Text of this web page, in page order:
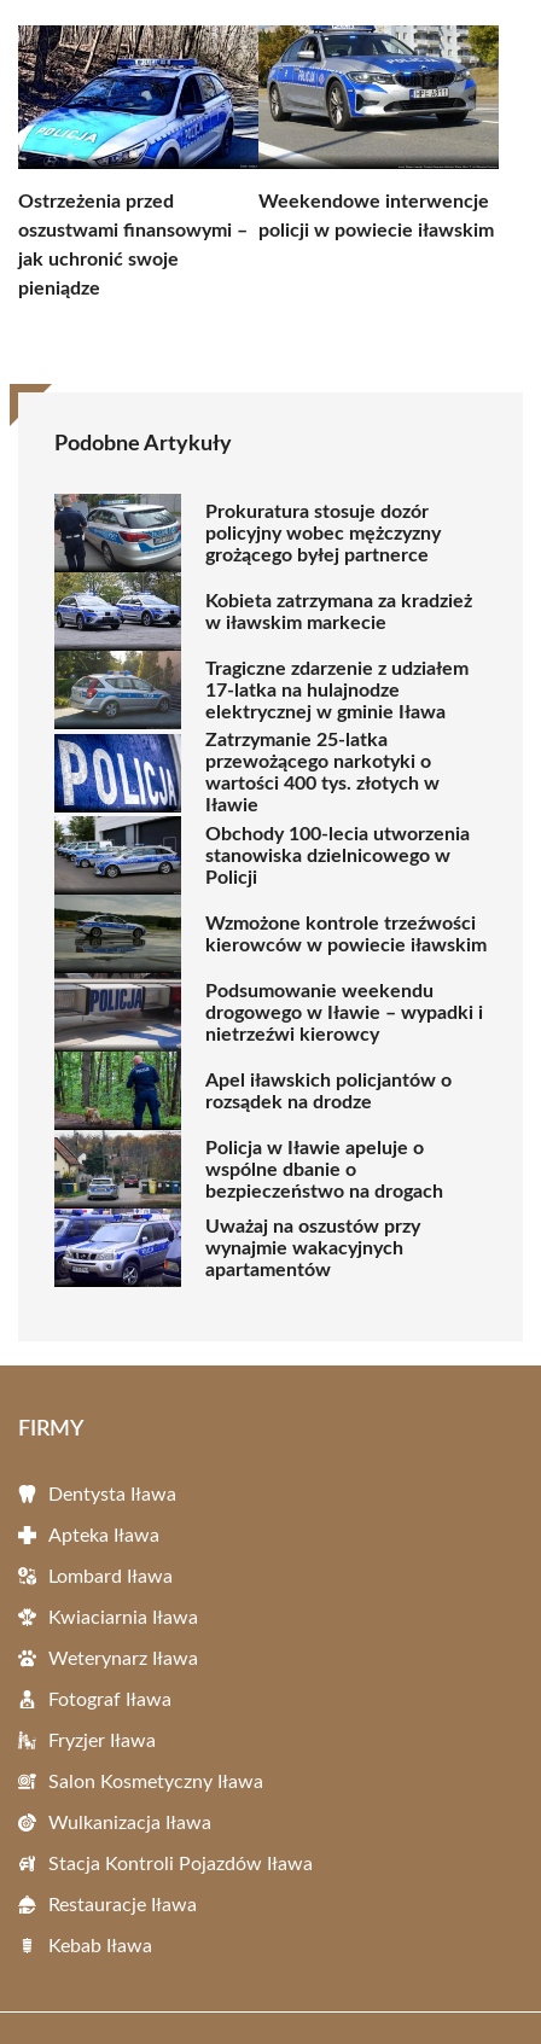
Ostrzeżenia przed
oszustwami finansowymi –
jak uchronić swoje
pieniądze
Weekendowe interwencje
policji w powiecie iławskim
Podobne Artykuły
Prokuratura stosuje dozór
policyjny wobec mężczyzny
grożącego byłej partnerce
Kobieta zatrzymana za kradzież
w iławskim markecie
Tragiczne zdarzenie z udziałem
17-latka na hulajnodze
elektrycznej w gminie Iława
Zatrzymanie 25-latka
przewożącego narkotyki o
wartości 400 tys. złotych w
Iławie
Obchody 100-lecia utworzenia
stanowiska dzielnicowego w
Policji
Wzmożone kontrole trzeźwości
kierowców w powiecie iławskim
Podsumowanie weekendu
drogowego w Iławie – wypadki i
nietrzeźwi kierowcy
Apel iławskich policjantów o
rozsądek na drodze
Policja w Iławie apeluje o
wspólne dbanie o
bezpieczeństwo na drogach
Uważaj na oszustów przy
wynajmie wakacyjnych
apartamentów
FIRMY
Dentysta Iława
Apteka Iława
Lombard Iława
Kwiaciarnia Iława
Weterynarz Iława
Fotograf Iława
Fryzjer Iława
Salon Kosmetyczny Iława
Wulkanizacja Iława
Stacja Kontroli Pojazdów Iława
Restauracje Iława
Kebab Iława